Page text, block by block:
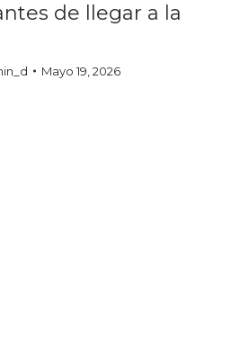
de llegar a la
Mayo 19, 2026